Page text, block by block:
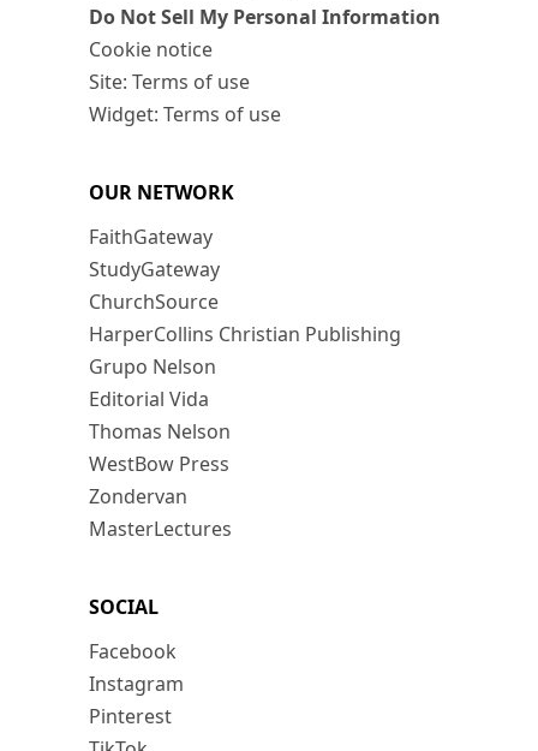
Do Not Sell My Personal Information
Cookie notice
Site: Terms of use
Widget: Terms of use
OUR NETWORK
FaithGateway
StudyGateway
ChurchSource
HarperCollins Christian Publishing
Grupo Nelson
Editorial Vida
Thomas Nelson
WestBow Press
Zondervan
MasterLectures
SOCIAL
Facebook
Instagram
Pinterest